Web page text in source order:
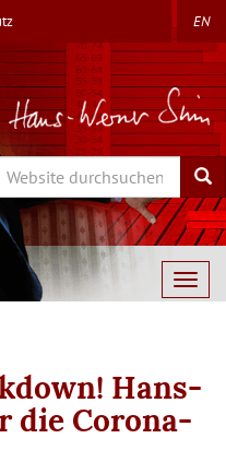
EN
Search
Hans-
die Corona-